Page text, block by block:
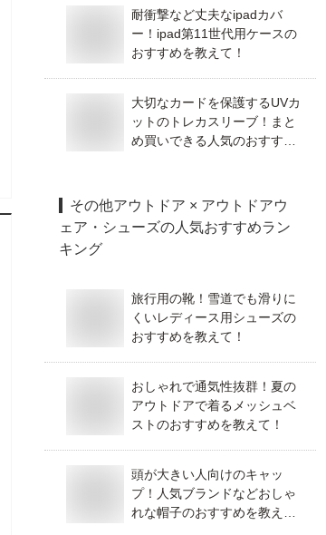
耐衝撃など丈夫なipadカバ
ー！ipad第11世代用ケースの
おすすめを教えて！
大切なカードを保護するUVカ
ットのトレカスリーブ！まと
め買いできる人気のおすすめ
その他アウトドア × アウトドアウ
ェア・シューズの人気おすすめラン
キング
旅行用の靴！雪道でも滑りに
くいレディース用シューズの
おすすめを教えて！
おしゃれで通気性抜群！夏の
アウトドアで着るメッシュベ
ストのおすすめを教えて！
頭が大きい人向けのキャッ
プ！人気ブランドなどおしゃ
れな帽子のおすすめを教え